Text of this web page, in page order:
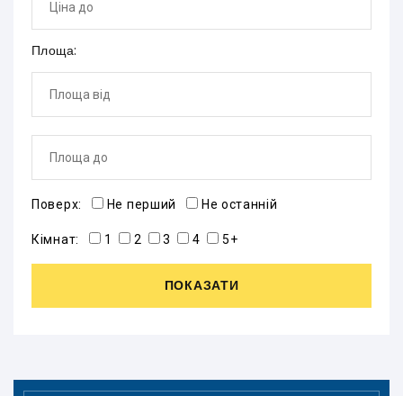
Площа:
Поверх: Не перший Не останній
Кімнат: 1 2 3 4 5+
ПОКАЗАТИ